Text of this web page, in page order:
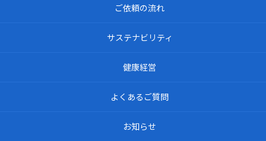
ご依頼の流れ
サステナビリティ
健康経営
よくあるご質問
お知らせ